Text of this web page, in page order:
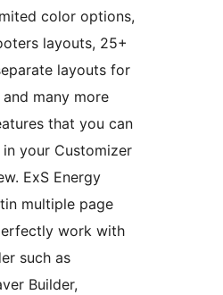
color options,
layouts, 25+
layouts for
many more
that you can
your Customizer
ExS Energy
multiple page
work with
such as
Builder,